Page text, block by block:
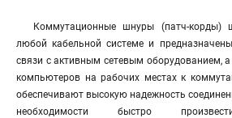
Коммутационные шнуры (патч-корды)
любой кабельной системе и
связи с активным сетевым оборудованием,
компьютеров на рабочих местах к
обеспечивают высокую надежность
необходимости быстро